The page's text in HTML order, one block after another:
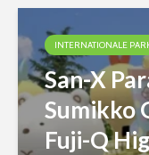
INTERNATIONALE
San-X
Sumikko
Fuji-Q